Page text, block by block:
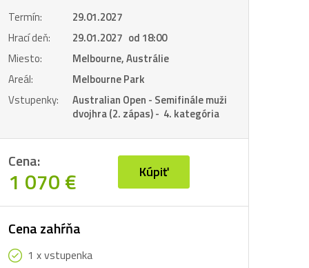
Abú Dhabí | vstupenky
Abú Dhabí | LET ✈️
Azerbajdžan | vstupenky
Azerbajdžan | LET ✈️
Japonsko | vstupenky
Holandsko | vstupenky
Veľká Británia | vstupenky
FC
1907
Turín
Miláno
FC
Neapol
Calcio
Termín:
29.01.2027
Hrací deň:
29.01.2027 od 18:00
Miesto:
Melbourne, Austrálie
Areál:
Melbourne Park
Vstupenky:
Australian Open - Semifinále muži
dvojhra (2. zápas) - 4. kategória
Cena:
1 070 € Kúpiť
Cena zahŕňa
1 x vstupenka